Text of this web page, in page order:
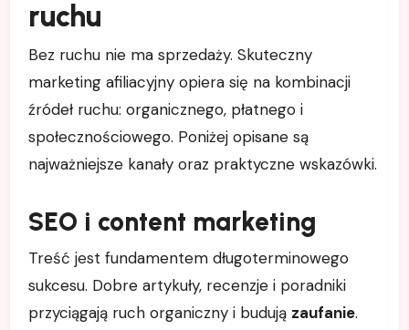
ruchu
Bez ruchu nie ma sprzedaży. Skuteczny
marketing afiliacyjny opiera się na kombinacji
źródeł ruchu: organicznego, płatnego i
społecznościowego. Poniżej opisane są
najważniejsze kanały oraz praktyczne wskazówki.
SEO i content marketing
Treść jest fundamentem długoterminowego
sukcesu. Dobre artykuły, recenzje i poradniki
przyciągają ruch organiczny i budują zaufanie.